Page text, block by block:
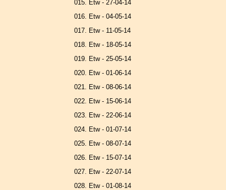
015. Etw - 27-04-14
016. Etw - 04-05-14
017. Etw - 11-05-14
018. Etw - 18-05-14
019. Etw - 25-05-14
020. Etw - 01-06-14
021. Etw - 08-06-14
022. Etw - 15-06-14
023. Etw - 22-06-14
024. Etw - 01-07-14
025. Etw - 08-07-14
026. Etw - 15-07-14
027. Etw - 22-07-14
028. Etw - 01-08-14